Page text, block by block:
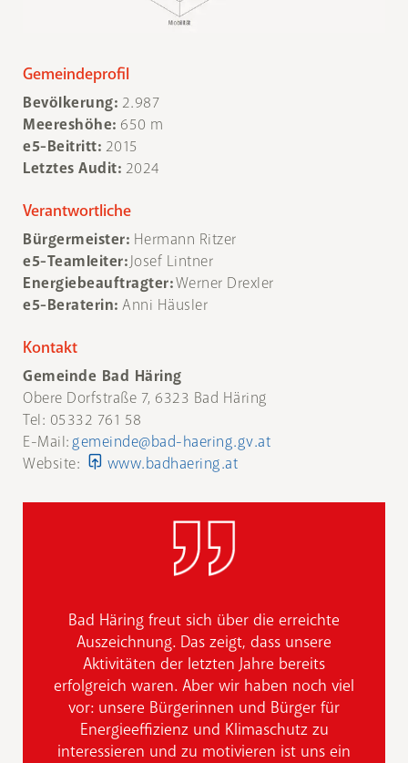
Gemeindeprofil
Bevölkerung: 2.987
Meereshöhe: 650 m
e5-Beitritt: 2015
Letztes Audit: 2024
Verantwortliche
Bürgermeister: Hermann Ritzer
e5-Teamleiter:Josef Lintner
Energiebeauftragter:Werner Drexler
e5-Beraterin: Anni Häusler
Kontakt
Gemeinde Bad Häring
Obere Dorfstraße 7, 6323 Bad Häring
Tel: 05332 761 58
E-Mail:gemeinde@bad-haering.gv.at
Website:
www.badhaering.at
Bad Häring freut sich über die erreichte
Auszeichnung. Das zeigt, dass unsere
Aktivitäten der letzten Jahre bereits
erfolgreich waren. Aber wir haben noch viel
vor: unsere Bürgerinnen und Bürger für
Energieeffizienz und Klimaschutz zu
interessieren und zu motivieren ist uns ein